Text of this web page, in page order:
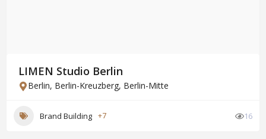
LIMEN Studio Berlin
Berlin, Berlin-Kreuzberg, Berlin-Mitte
Brand Building +7 16